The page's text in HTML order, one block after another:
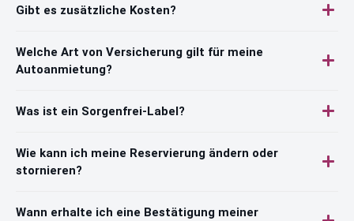
Gibt es zusätzliche Kosten?
Welche Art von Versicherung gilt für meine
Autoanmietung?
Was ist ein Sorgenfrei-Label?
Wie kann ich meine Reservierung ändern oder
stornieren?
Wann erhalte ich eine Bestätigung meiner